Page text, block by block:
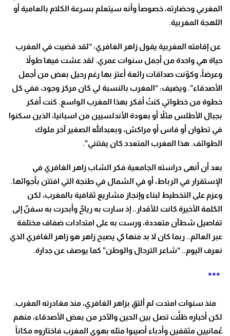
المغربي وحضارته، خصوصاً وأنه سيتعلم بسرعة الكلام بالعامية أو
اللهجة المغربية.
عن إقامته المغربية يقول زاهر الغافري: “لقد قضيت في المغرب
حياة هي واحدة من أجمل سنوات عمري. لقد عشت فيها طولاً
وعرضاً، وكوّنت صداقات رائعة أعتز بها رغم رحيل بعض من أجمل
الأصدقاء”. ويضيف: “المغرب بالنسبة لي كان مركز وجود، ففي كل
خطوة من خطواتي كنتُ أفكر بهذا المغرب الواسع. كنت أفكر
بجبال الأطلس مثلاً أو بعودة الأندلسيين من اسبانيا، الذين سكنوا
في تطوان أو فاس أو مراكش، وبعبدالله الصغير آخر ملوك
الطوائف. هذا المغرب المتعدد كان يفتنني”.
بعد أن أنهى دراسته الجامعية فكر الشاب زاهر الغافري في
الإستقرار في الرباط، أو في الشمال في طنجة التي افتتن بأجوائها.
وعزم على التخطيط لبناء وإنجاز مشاريع ثقافية بالمغرب، لكن
الكلمة الأخيرة كانت للأقدار.. إذ سارت به رياحٌ وأبحرت به سفنٌ إلى
تفاصيل شطآن متعددة، ورست به على امتدادات ضفاف مختلفة
عبر العالم.. ربما كان لا بد منها كي يصبح زاهر هو زاهر الغافري الذي
نعرف اليوم.. “شاعر الترحال والوطن” كما يوصف عن جدارة.
***
منذ سنوات امتدت لم ألتقِ بزاهر الغافري، منذ مغادرته المغرب.
لكن أخباره ظلَّت تصل بين الحين والآخر من بعض الأصدقاء، منهم
عُمانيين مثقفين وأدباء أصيبوا مثله بهوى المغرب فاختاروه مكاناً